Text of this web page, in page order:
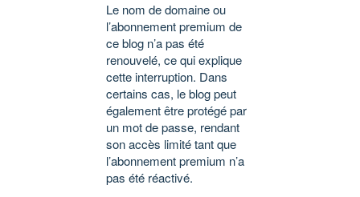
Le nom de domaine ou
l’abonnement premium de
ce blog n’a pas été
renouvelé, ce qui explique
cette interruption. Dans
certains cas, le blog peut
également être protégé par
un mot de passe, rendant
son accès limité tant que
l’abonnement premium n’a
pas été réactivé.